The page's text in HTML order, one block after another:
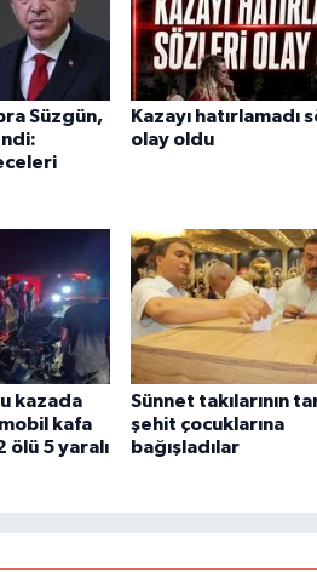
Süzgün,
Kazayı hatırlamadı
olay oldu
kazada
kafa
ölü 5 yaralı
Sünnet takılarının
şehit çocuklarına
bağışladılar